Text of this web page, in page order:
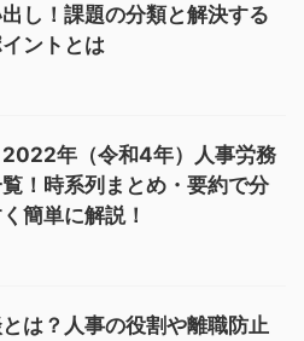
し！課題の分類と解決する
ントとは
年（令和4年）人事労務
！時系列まとめ・要約で分
簡単に解説！
は？人事の役割や離職防止